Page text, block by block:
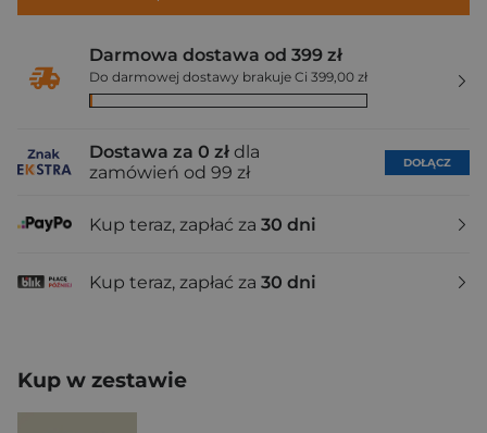
Darmowa dostawa od 399 zł
Do darmowej dostawy brakuje Ci 399,00 zł
Dostawa za 0 zł dla
zamówień od 99 zł
DOŁĄCZ
Kup teraz, zapłać za 30 dni
Kup teraz, zapłać za 30 dni
Kup w zestawie